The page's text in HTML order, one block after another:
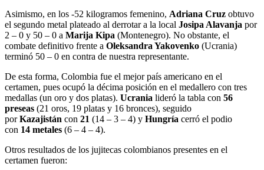
Asimismo, en los -52 kilogramos femenino, Adriana Cruz obtuvo
el segundo metal plateado al derrotar a la local Josipa Alavanja por
2 – 0 y 50 – 0 a Marija Kipa (Montenegro). No obstante, el
combate definitivo frente a Oleksandra Yakovenko (Ucrania)
terminó 50 – 0 en contra de nuestra representante.
De esta forma, Colombia fue el mejor país americano en el
certamen, pues ocupó la décima posición en el medallero con tres
medallas (un oro y dos platas). Ucrania lideró la tabla con 56
preseas (21 oros, 19 platas y 16 bronces), seguido
porKazajistán con 21 (14 – 3 – 4) y Hungría cerró el podio
con 14 metales (6 – 4 – 4).
Otros resultados de los jujitecas colombianos presentes en el
certamen fueron: